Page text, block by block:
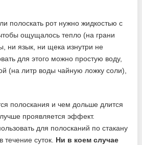
полоскать рот нужно жидкостью с
ощущалось тепло (на грани
ни язык, ни щека изнутри не
для этого можно простую воду,
(на литр воды чайную ложку соли),
полоскания и чем дольше длится
проявляется эффект.
для полосканий по стакану
течение суток. Ни в коем случае